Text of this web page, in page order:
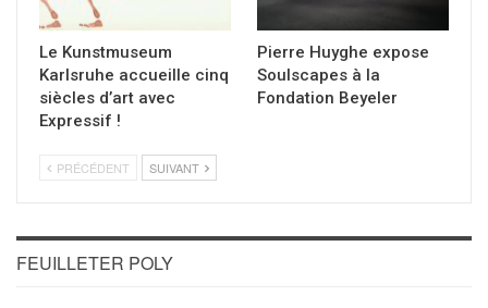
Le Kunstmuseum
Karlsruhe accueille cinq
siècles d’art avec
Expressif !
Pierre Huyghe expose
Soulscapes à la
Fondation Beyeler
PRÉCÉDENT SUIVANT
FEUILLETER POLY